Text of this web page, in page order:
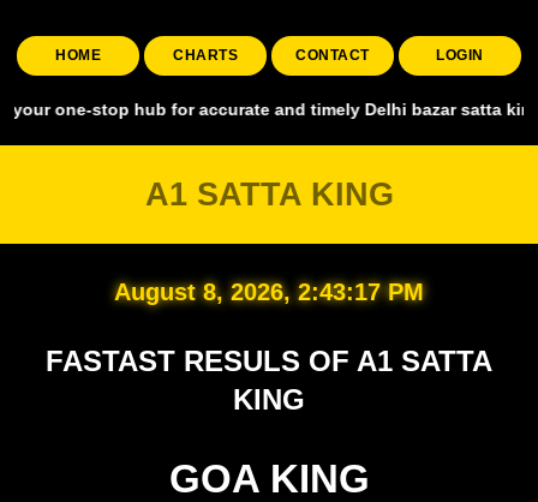
HOME CHARTS CONTACT LOGIN
hub for accurate and timely Delhi bazar satta king,
A1 SATTA KING
August 8, 2026, 2:43:18 PM
FASTAST RESULS OF A1 SATTA
KING
GOA KING